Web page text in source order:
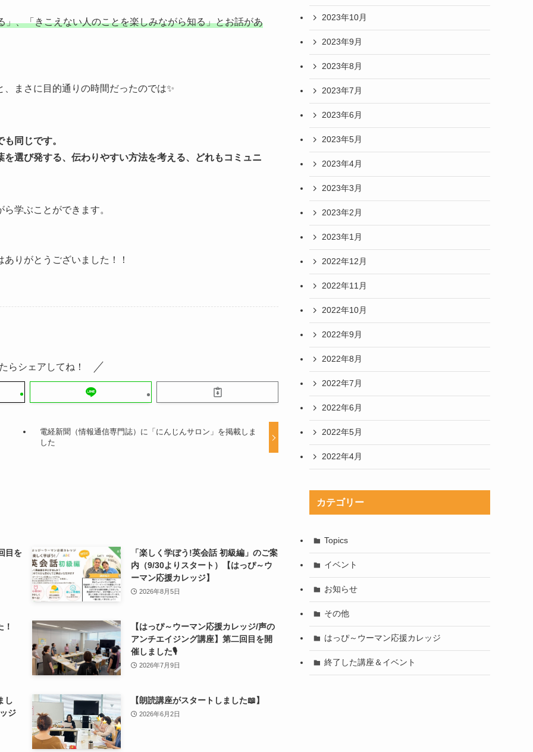
」、「きこえない人のことを楽しみながら知る」とお話があ
まさに目的通りの時間だったのでは✨
同じです。
選び発する、伝わりやすい方法を考える、どれもコミュニ
学ぶことができます。
りがとうございました！！
らシェアしてね！
電経新聞（情報通信専門誌）に「にんじんサロン」を掲載しま
した
目を
「楽しく学ぼう!英会話 初級編」のご案
内（9/30よりスタート）【はっぴ～ウ
ーマン応援カレッジ】
2026年8月5日
【はっぴ～ウーマン応援カレッジ/声の
アンチエイジング講座】第二回目を開
催しました🎙
2026年7月9日
し
ジ
【朗読講座がスタートしました📖】
2026年6月2日
2023年10月
2023年9月
2023年8月
2023年7月
2023年6月
2023年5月
2023年4月
2023年3月
2023年2月
2023年1月
2022年12月
2022年11月
2022年10月
2022年9月
2022年8月
2022年7月
2022年6月
2022年5月
2022年4月
カテゴリー
Topics
イベント
お知らせ
その他
はっぴ～ウーマン応援カレッジ
終了した講座＆イベント